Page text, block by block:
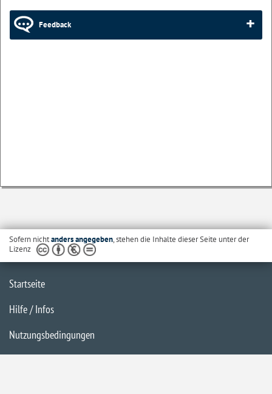
Feedback
Sofern nichtanders angegeben, stehen die Inhalte dieser Seite unter der
Lizenz
Startseite
Hilfe / Infos
Nutzungsbedingungen